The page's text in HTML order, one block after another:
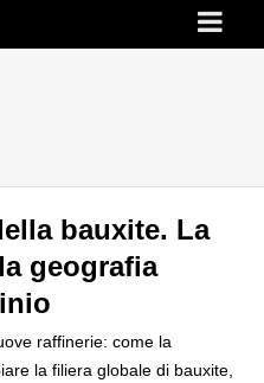
bauxite. La
geografia
raffinerie: come la
la filiera globale di bauxite,